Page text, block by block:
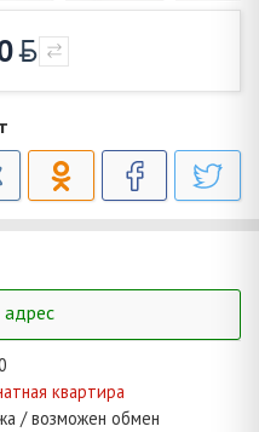
адрес
квартира
/ возможен обмен